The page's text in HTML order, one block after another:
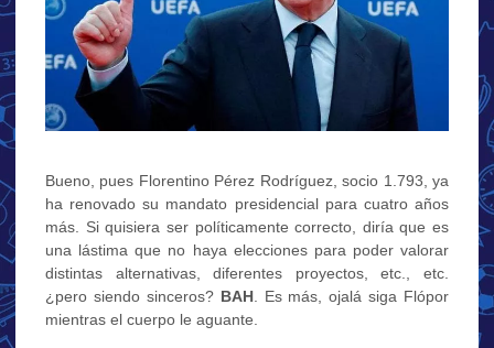
Bueno, pues Florentino Pérez Rodríguez, socio 1.793, ya
ha renovado su mandato presidencial para cuatro años
más. Si quisiera ser políticamente correcto, diría que es
una lástima que no haya elecciones para poder valorar
distintas alternativas, diferentes proyectos, etc., etc.
¿pero siendo sinceros? BAH. Es más, ojalá siga Flópor
mientras el cuerpo le aguante.